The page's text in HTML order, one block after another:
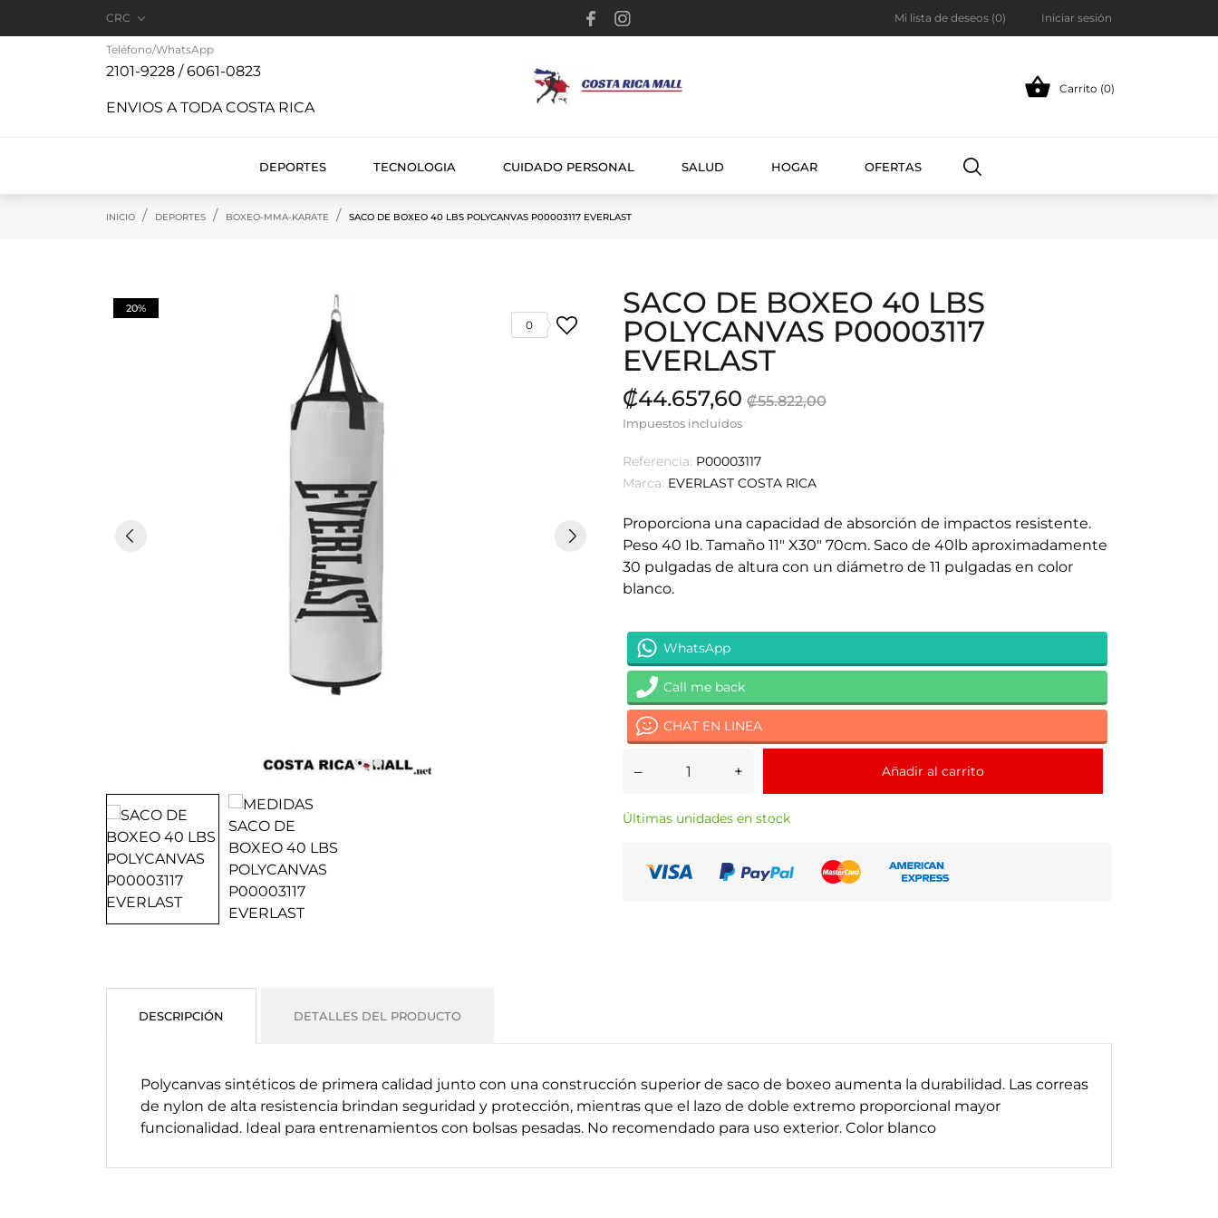
CRC  Mi lista de deseos (0) Iniciar sesión
Teléfono/WhatsApp
2101-9228 / 6061-0823
ENVIOS A TODA COSTA RICA
 Carrito (0)
DEPORTES TECNOLOGIA CUIDADO PERSONAL SALUD HOGAR OFERTAS
INICIO DEPORTES BOXEO-MMA-KARATE SACO DE BOXEO 40 LBS POLYCANVAS P00003117 EVERLAST
20%
0
SACO DE BOXEO 40 LBS
POLYCANVAS P00003117
EVERLAST
₡44.657,60 ₡55.822,00
Impuestos incluidos
Referencia: P00003117
Marca: EVERLAST COSTA RICA
Proporciona una capacidad de absorción de impactos resistente.
Peso 40 Ib. Tamaño 11" X30" 70cm. Saco de 40lb aproximadamente
30 pulgadas de altura con un diámetro de 11 pulgadas en color
blanco.
WhatsApp
Call me back
CHAT EN LINEA
– + Añadir al carrito
Últimas unidades en stock
DESCRIPCIÓN DETALLES DEL PRODUCTO
Polycanvas sintéticos de primera calidad junto con una construcción superior de saco de boxeo aumenta la durabilidad. Las correas
de nylon de alta resistencia brindan seguridad y protección, mientras que el lazo de doble extremo proporcional mayor
funcionalidad. Ideal para entrenamientos con bolsas pesadas. No recomendado para uso exterior. Color blanco